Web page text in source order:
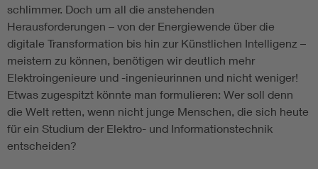
schlimmer. Doch um all die anstehenden
Herausforderungen – von der Energiewende über die
digitale Transformation bis hin zur Künstlichen Intelligenz –
meistern zu können, benötigen wir deutlich mehr
Elektroingenieure und -ingenieurinnen und nicht weniger!
Etwas zugespitzt könnte man formulieren: Wer soll denn
die Welt retten, wenn nicht junge Menschen, die sich heute
für ein Studium der Elektro- und Informationstechnik
entscheiden?